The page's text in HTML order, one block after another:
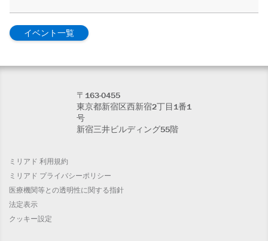
イベント一覧
〒163-0455
東京都新宿区西新宿2丁目1番1
号
新宿三井ビルディング55階
ミリアド 利用規約
ミリアド プライバシーポリシー
医療機関等との透明性に関する指針
法定表示
クッキー設定